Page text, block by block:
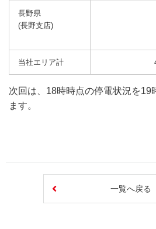
長野県
(長野支店)
当社エリア計
次回は、18時時点の停電状況を19
ます。
一覧へ戻る